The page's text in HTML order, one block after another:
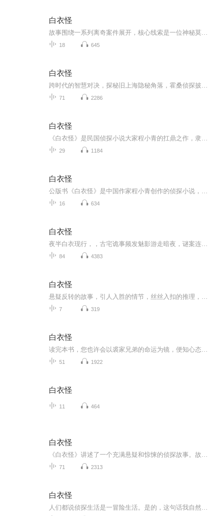
白衣怪
18 645
白衣怪
71 2286
白衣怪
29 1184
白衣怪
16 634
白衣怪
84 4383
白衣怪
7 319
白衣怪
51 1922
白衣怪
11 464
白衣怪
71 2313
白衣怪